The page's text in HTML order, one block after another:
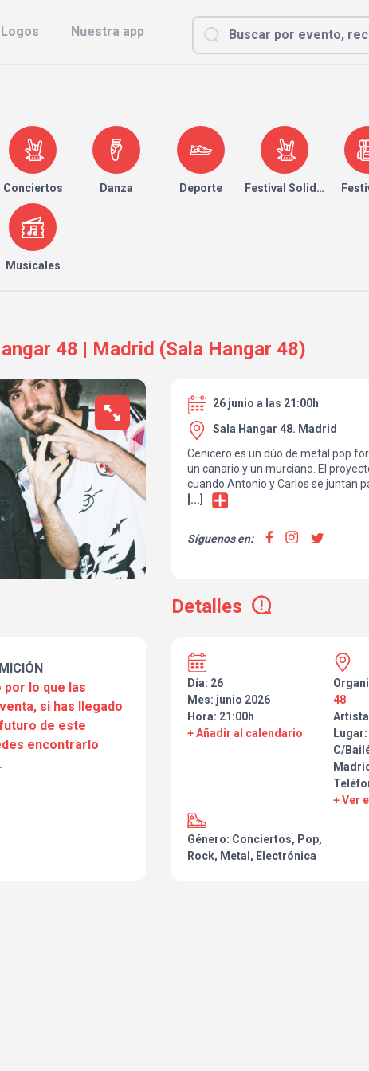
Logos Nuestra app
Conciertos Danza Deporte Festival Solidario
Musicales
48 | Madrid (Sala Hangar 48)
26 junio a las 21:00h
Sala Hangar 48. Madrid
Cenicero es un dúo de metal pop
un canario y un murciano. El
cuando Antonio y Carlos se juntan
cañera sobre la depresión,
dosmildiecero y el shonen manga.
metalcore electrónico
[...]
Síguenos en:
Detalles
por lo que las
si has llegado
de este
encontrarlo
Día: 26
Mes: junio 2026
Hora: 21:00h
+ Añadir al calendario
48
Lugar:
C/
+ Ver
Género: Conciertos, Pop,
Rock, Metal, Electrónica